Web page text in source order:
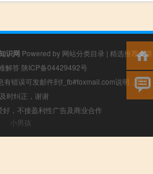
识网 Powered by 网站分类目录 | 精选推荐文章
解答 陕ICP备04429492号
有错误可发邮件到f_fb#foxmail.com说明，我们
时纠正，谢谢
，不接盈利性广告及商业合作
小男孩